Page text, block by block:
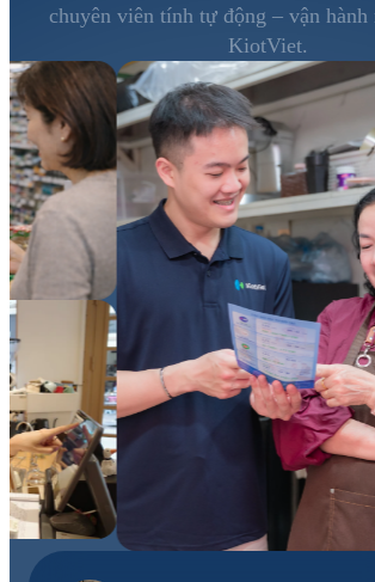
chuyên viên tính tự động – vận hành
KiotViet.